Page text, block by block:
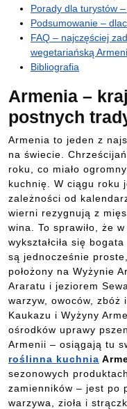
Porady dla turystów
Podsumowanie –
FAQ – najczęściej
wegetariańską
Bibliografia
Armenia –
postnych
Armenia to jeden z
na świecie.
roku, co miało
kuchnię. W ciągu roku
zależności od
wierni rezygnują z
wina. To sprawiło, że
wykształciła się
są jednocześnie
położony na Wyżynie
Araratu i jeziorem
warzyw, owoców, zbóż
Kaukazu i Wyżyny
ośrodków uprawy
Armenii – osiągają tu
roślinna kuchnia
sezonowych
zamienników – jest po
warzywa, zioła i